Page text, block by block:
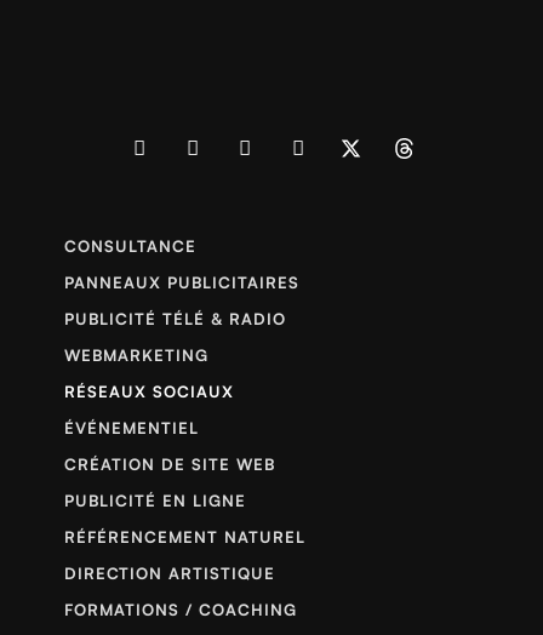
CONSULTANCE
PANNEAUX PUBLICITAIRES
PUBLICITÉ TÉLÉ & RADIO
WEBMARKETING
RÉSEAUX SOCIAUX
ÉVÉNEMENTIEL
CRÉATION DE SITE WEB
PUBLICITÉ EN LIGNE
RÉFÉRENCEMENT NATUREL
DIRECTION ARTISTIQUE
FORMATIONS / COACHING